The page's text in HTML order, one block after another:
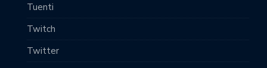
Tuenti
Twitch
Twitter